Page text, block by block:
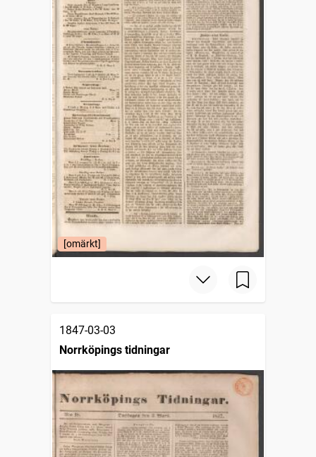
[omärkt]
1847-03-03
Norrköpings tidningar